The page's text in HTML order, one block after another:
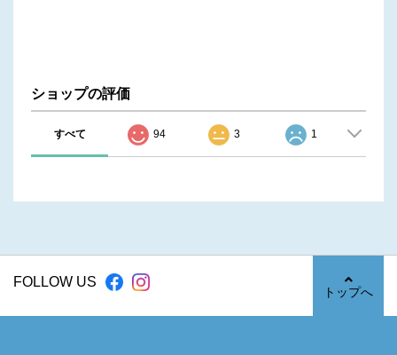
ショップの評価
すべて 94 3 1
FOLLOW US
トップへ